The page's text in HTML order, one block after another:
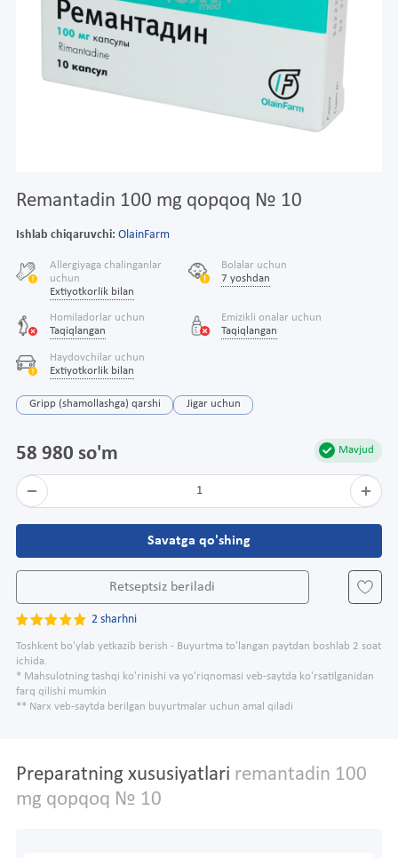
Remantadin 100 mg qopqoq № 10
Ishlab chiqaruvchi: OlainFarm
Allergiyaga chalinganlar
uchun
Extiyotkorlik bilan
Bolalar uchun
7 yoshdan
Homiladorlar uchun
Taqiqlangan
Emizikli onalar uchun
Taqiqlangan
Haydovchilar uchun
Extiyotkorlik bilan
Gripp (shamollashga) qarshi Jigar uchun
Mavjud
58 980 so'm
1
Savatga qo'shing
Retseptsiz beriladi
2 sharhni
Toshkent bo'ylab yetkazib berish - Buyurtma to'langan paytdan boshlab 2 soat
ichida.
* Mahsulotning tashqi ko'rinishi va yo'riqnomasi veb-saytda ko'rsatilganidan
farq qilishi mumkin
** Narx veb-saytda berilgan buyurtmalar uchun amal qiladi
Preparatning xususiyatlari remantadin 100
mg qopqoq № 10